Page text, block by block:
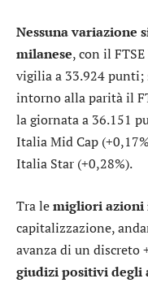
Nessuna variazione
milanese, con il
vigilia a 33.924 punti;
intorno alla parità il
la giornata a 36.151
Italia Mid Cap
Italia Star (+0,28%).
Tra lemigliori azioni
capitalizzazione,
avanza di un discreto
giudizi positivi degli